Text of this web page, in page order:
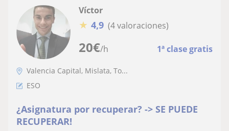
20€/h 1ª clase gratis
Víctor
★ 4,9 (4 valoraciones)
Valencia Capital, Mislata, To...
ESO
¿Asignatura por recuperar? -> SE PUEDE
RECUPERAR!